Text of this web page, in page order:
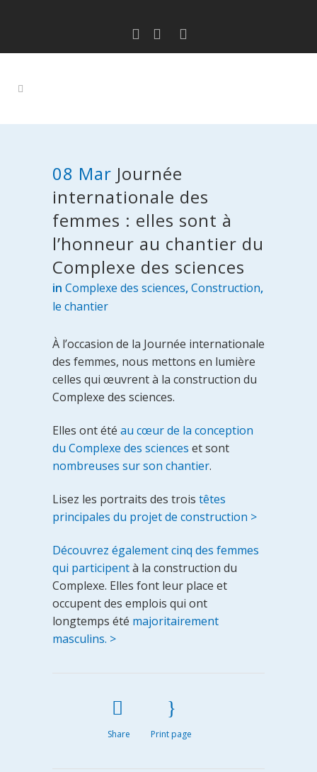
08 Mar Journée
internationale des
femmes : elles sont à
l’honneur au chantier du
Complexe des sciences
in Complexe des sciences,Construction,
le chantier
À l’occasion de la Journée internationale
des femmes, nous mettons en lumière
celles qui œuvrent à la construction du
Complexe des sciences.
Elles ont été au cœur de la conception
du Complexe des sciences et sont
nombreuses sur son chantier.
Lisez les portraits des trois têtes
principales du projet de construction >
Découvrez également cinq des femmes
qui participentà la construction du
Complexe. Elles font leur place et
occupent des emplois qui ont
longtemps été majoritairement
masculins. >
Share Print page